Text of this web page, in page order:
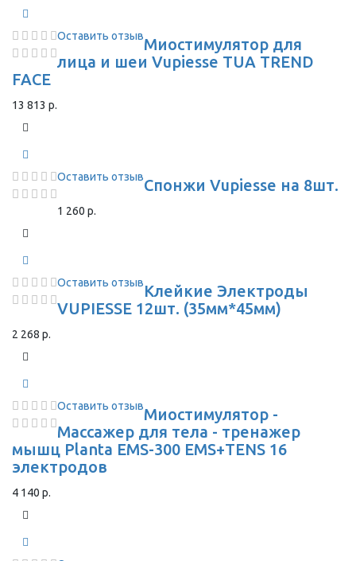
Оставить отзывМиостимулятор для
лица и шеи Vupiesse TUA TREND
FACE
13 813 р.
Оставить отзывСпонжи Vupiesse на 8шт.
1 260 р.
Оставить отзывКлейкие Электроды
VUPIESSE 12шт. (35мм*45мм)
2 268 р.
Оставить отзывМиостимулятор -
Массажер для тела - тренажер
мышц Planta EMS-300 EMS+TENS 16
электродов
4 140 р.